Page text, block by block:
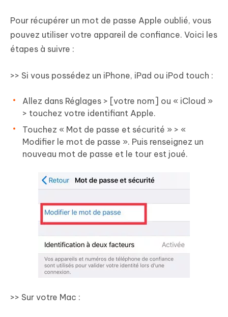
Pour récupérer un mot de passe Apple oublié, vous
pouvez utiliser votre appareil de confiance. Voici les
étapes à suivre :
>> Si vous possédez un iPhone, iPad ou iPod touch :
Allez dans Réglages > [votre nom] ou « iCloud »
> touchez votre identifiant Apple.
Touchez « Mot de passe et sécurité » > «
Modifier le mot de passe ». Puis renseignez un
nouveau mot de passe et le tour est joué.
>> Sur votre Mac :